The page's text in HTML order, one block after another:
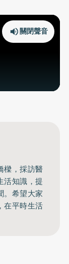
關閉聲音
樑，採訪醫
活知識，提
。希望大家
在平時生活